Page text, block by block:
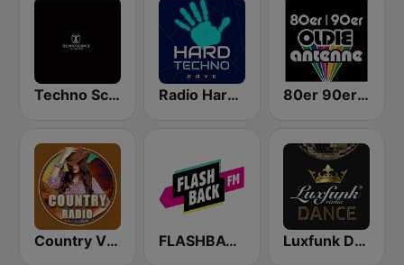
Techno Science Radio Hard Techno Rave 80er 90er OLDIE ANTENNE
Country Vibes FLASHBACK FM Luxfunk Dance